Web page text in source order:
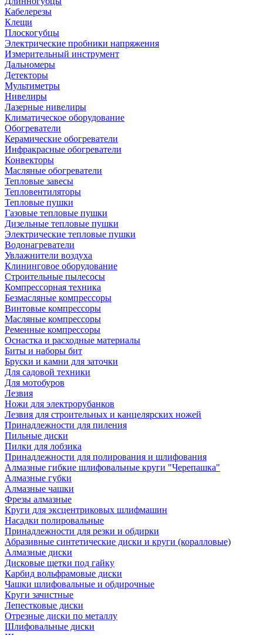
Кабелерезы
Клещи
Плоскогубцы
Электрические пробники напряжения
Измерительный инструмент
Дальномеры
Детекторы
Мультиметры
Нивелиры
Лазерные нивелиры
Климатическое оборудование
Обогреватели
Керамические обогреватели
Инфракрасные обогреватели
Конвекторы
Масляные обогреватели
Тепловые завесы
Тепловентиляторы
Тепловые пушки
Газовые тепловые пушки
Дизельные тепловые пушки
Электрические тепловые пушки
Водонагреватели
Увлажнители воздуха
Клининговое оборудование
Строительные пылесосы
Компрессорная техника
Безмасляные компрессоры
Винтовые компрессоры
Масляные компрессоры
Ременные компрессоры
Оснастка и расходные материалы
Биты и наборы бит
Бруски и камни для заточки
Для садовой техники
Для мотобуров
Лезвия
Ножи для электрорубанков
Лезвия для строительных и канцелярских ножей
Принадлежности для пиления
Пильные диски
Пилки для лобзика
Принадлежности для полирования и шлифования
Алмазные гибкие шлифовальные круги "Черепашка"
Алмазные губки
Алмазные чашки
Фрезы алмазные
Круги для эксцентриковых шлифмашин
Насадки полировальные
Принадлежности для резки и обдирки
Абразивные синтетические диски и круги (коралловые)
Алмазные диски
Дисковые щетки под гайку
Карбид вольфрамовые диски
Чашки шлифовальные и обдирочные
Круги зачистные
Лепестковые диски
Отрезные диски по металлу
Шлифовальные диски